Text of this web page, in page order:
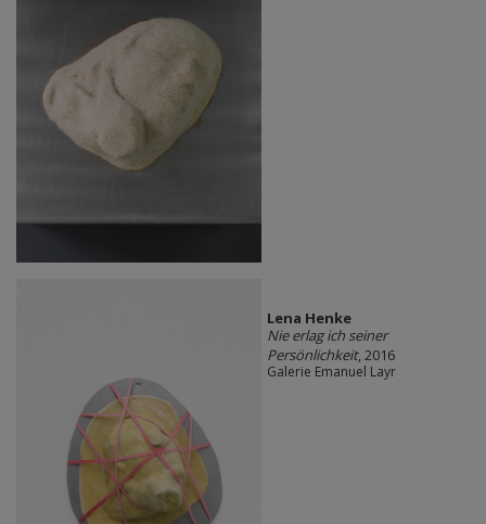
Lena Henke
Nie erlag ich seiner
Persönlichkeit, 2016
Galerie Emanuel Layr